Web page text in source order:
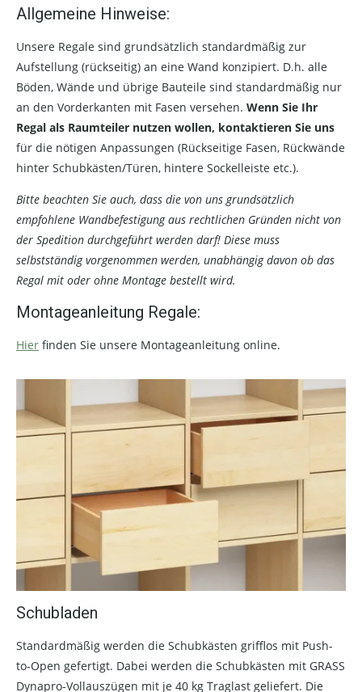
Allgemeine Hinweise:
Unsere Regale sind grundsätzlich standardmäßig zur
Aufstellung (rückseitig) an eine Wand konzipiert. D.h. alle
Böden, Wände und übrige Bauteile sind standardmäßig nur
an den Vorderkanten mit Fasen versehen. Wenn Sie Ihr
Regal als Raumteiler nutzen wollen, kontaktieren Sie uns
für die nötigen Anpassungen (Rückseitige Fasen, Rückwände
hinter Schubkästen/Türen, hintere Sockelleiste etc.).
Bitte beachten Sie auch, dass die von uns grundsätzlich
empfohlene Wandbefestigung aus rechtlichen Gründen nicht von
der Spedition durchgeführt werden darf! Diese muss
selbstständig vorgenommen werden, unabhängig davon ob das
Regal mit oder ohne Montage bestellt wird.
Montageanleitung Regale:
Hier finden Sie unsere Montageanleitung online.
Schubladen
Standardmäßig werden die Schubkästen grifflos mit Push-
to-Open gefertigt. Dabei werden die Schubkästen mit GRASS
Dynapro-Vollauszügen mit je 40 kg Traglast geliefert. Die